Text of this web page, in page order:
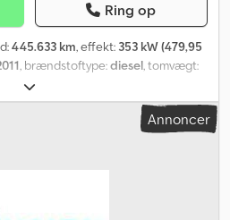
Ring op
445.633 km, effekt: 353 kW (479,95
, brændstoftype:diesel, tomvægt:
12.000 kg
4.200 mm, bremser:
mekanisk,
1x komfortsæde, 1x køje, el-
Annoncer